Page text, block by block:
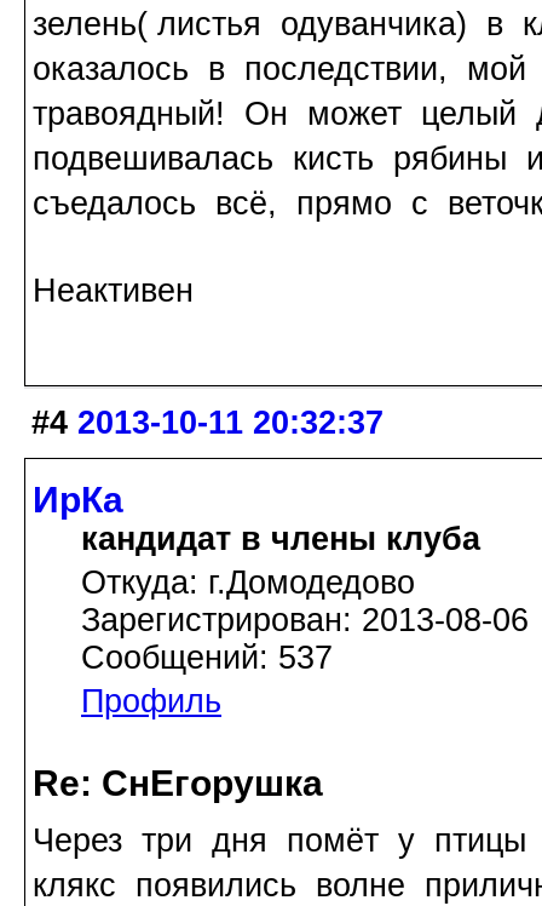
зелень( листья одуванчика) в
оказалось в последствии,
травоядный! Он может целый
подвешивалась кисть рябины
съедалось всё, прямо с
Неактивен
#4 2013-10-11 20:32:37
ИрКа
кандидат в члены клуба
Откуда: г.Домодедово
Зарегистрирован: 2013-08-06
Сообщений: 537
Профиль
Re: СнЕгорушка
Через три дня помёт у птицы
клякс появились волне